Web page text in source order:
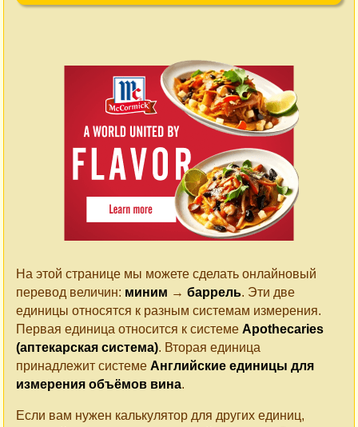
На этой странице мы можете сделать онлайновый
перевод величин: миним → баррель. Эти две
единицы относятся к разным системам измерения.
Первая единица относится к системе Apothecaries
(аптекарская система). Вторая единица
принадлежит системе Английские единицы для
измерения объёмов вина.
Если вам нужен калькулятор для других единиц,